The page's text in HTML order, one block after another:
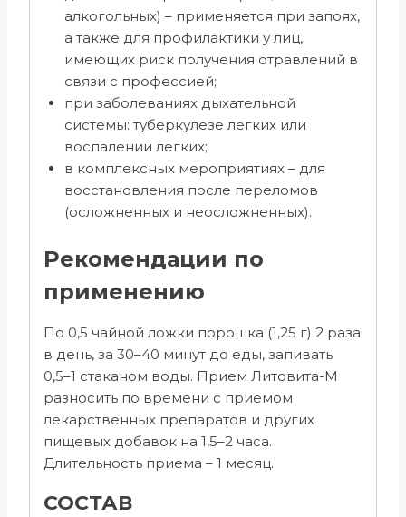
алкогольных) – применяется при запоях,
а также для профилактики у лиц,
имеющих риск получения отравлений в
связи с профессией;
при заболеваниях дыхательной
системы: туберкулезе легких или
воспалении легких;
в комплексных мероприятиях – для
восстановления после переломов
(осложненных и неосложненных).
Рекомендации по
применению
По 0,5 чайной ложки порошка (1,25 г) 2 раза
в день, за 30–40 минут до еды, запивать
0,5–1 стаканом воды. Прием Литовита­-М
разносить по времени с приемом
лекарственных препаратов и других
пищевых добавок на 1,5–2 часа.
Длительность приема – 1 месяц.
СОСТАВ